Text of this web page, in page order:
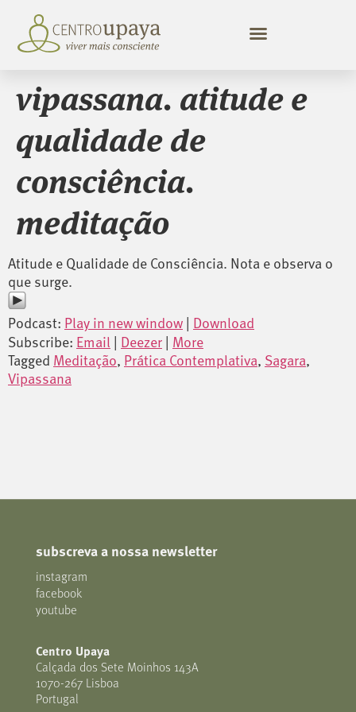
vipassana. atitude e
qualidade de
consciência.
meditação
Atitude e Qualidade de Consciência. Nota e observa o
que surge.
Podcast: Play in new window| Download
Subscribe: Email | Deezer| More
Tagged Meditação, Prática Contemplativa, Sagara,
Vipassana
subscreva a nossa newsletter
instagram
facebook
youtube
Centro Upaya
Calçada dos Sete Moinhos 143A
1070-267 Lisboa
Portugal